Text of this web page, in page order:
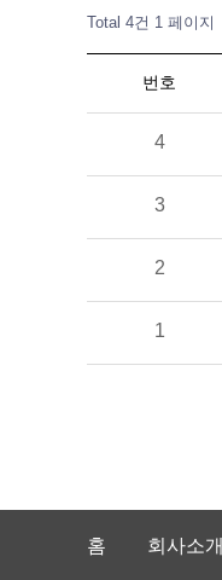
Total 4건 1 페이지
번호
4
3
2
1
홈 회사소개